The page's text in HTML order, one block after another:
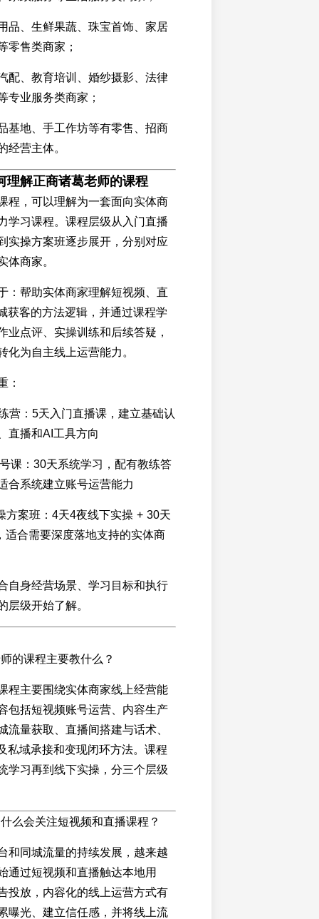
品、生鲜果蔬、珠宝首饰、家居
零售类商家；
配、教育培训、婚纱摄影、法律
专业服务类商家；
基地、手工作坊等有零售、招商
经营主体。
理解正商诸葛老师的课程
程，可以理解为一套面向实体商
学习课程。课程层级从入门直播
实操方案班逐步展开，分别对应
体商家。
：帮助实体商家理解短视频、直
获客的方法逻辑，并通过课程学
业点评、实操训练和后续答疑，
化为自主线上运营能力。
：
营：5天入门直播课，建立基础认
直播和AI工具方向
课：30天系统学习，配有教练答
合系统建立账号运营能力
方案班：4天4夜线下实操 + 30天
适合需要深度落地支持的实体商
自身经营场景、学习目标和执行
层级开始了解。
的课程主要教什么？
程主要围绕实体商家线上经营能
包括短视频账号运营、内容生产
流量获取、直播间搭建与话术、
私域承接和变现闭环方法。课程
学习再到线下实操，分三个层级
么会关注短视频和直播课程？
和同城流量的持续发展，越来越
通过短视频和直播触达本地用
投放，内容化的线上运营方式有
曝光、建立信任感，并将线上流